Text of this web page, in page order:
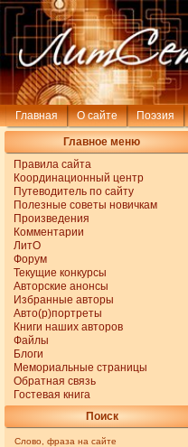
Главная О сайте Поэзия
Главное меню
Правила сайта
Координационный центр
Путеводитель по сайту
Полезные советы новичкам
Произведения
Комментарии
ЛитО
Форум
Текущие конкурсы
Авторские анонсы
Избранные авторы
Авто(р)портреты
Книги наших авторов
Файлы
Блоги
Мемориальные страницы
Обратная связь
Гостевая книга
Поиск
Слово, фраза на сайте